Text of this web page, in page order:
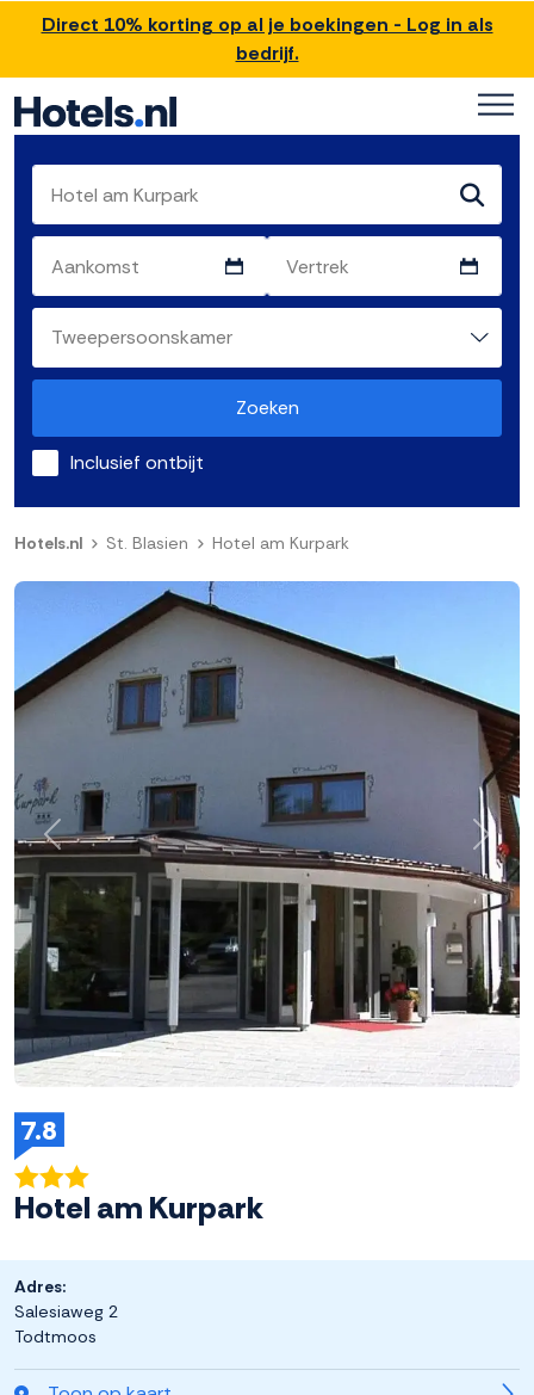
Direct 10% korting op al je boekingen - Log in als
bedrijf.
Zoeken
Inclusief ontbijt
Hotels.nl St. Blasien Hotel am Kurpark
7.8
Hotel am Kurpark
Adres:
Salesiaweg 2
Todtmoos